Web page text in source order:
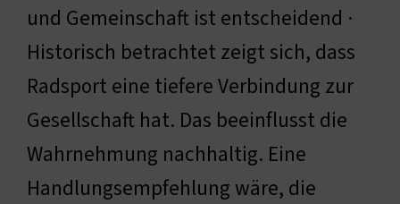
und Gemeinschaft ist entscheidend ·
Historisch betrachtet zeigt sich, dass
Radsport eine tiefere Verbindung zur
Gesellschaft hat. Das beeinflusst die
Wahrnehmung nachhaltig. Eine
Handlungsempfehlung wäre, die